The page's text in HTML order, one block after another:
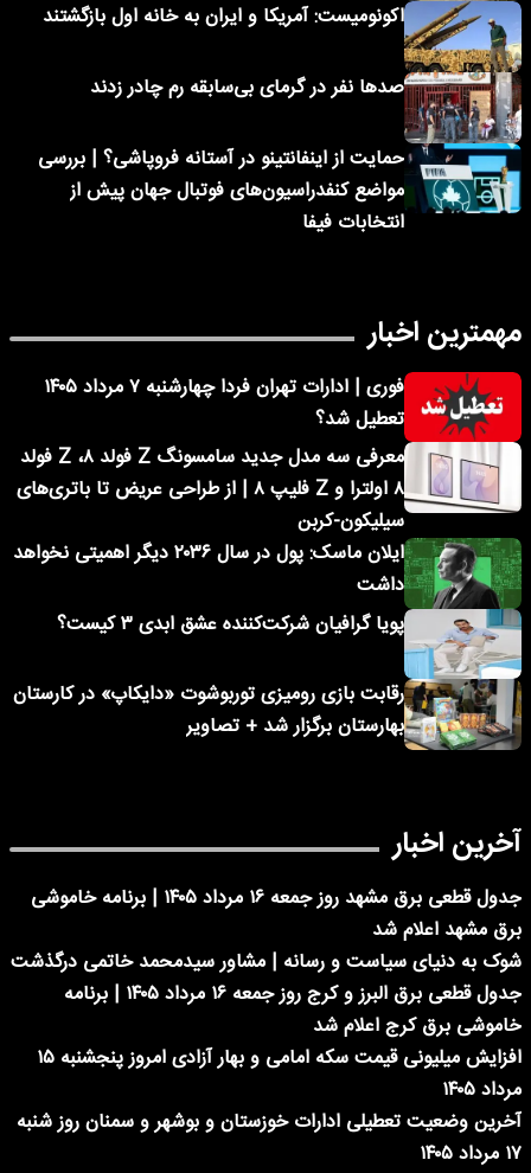
اکونومیست: آمریکا و ایران به خانه اول بازگشتند
صدها نفر در گرمای بی‌سابقه رم چادر زدند
حمایت از اینفانتینو در آستانه فروپاشی؟ | بررسی
مواضع کنفدراسیون‌های فوتبال جهان پیش از
انتخابات فیفا
مهمترین اخبار
فوری | ادارات تهران فردا چهارشنبه ۷ مرداد ۱۴۰۵
تعطیل شد؟
معرفی سه مدل جدید سامسونگ Z فولد ۸، Z فولد
۸ اولترا و Z فلیپ ۸ | از طراحی عریض تا باتری‌های
سیلیکون-کربن
ایلان ماسک: پول در سال ۲۰۳۶ دیگر اهمیتی نخواهد
داشت
پویا گرافیان شرکت‌کننده عشق ابدی ۳ کیست؟
رقابت بازی رومیزی توربوشوت «دایکاپ» در کارستان
بهارستان برگزار شد + تصاویر
آخرین اخبار
جدول قطعی برق مشهد روز جمعه ۱۶ مرداد ۱۴۰۵ | برنامه خاموشی
برق مشهد اعلام شد
شوک به دنیای سیاست و رسانه | مشاور سیدمحمد خاتمی درگذشت
جدول قطعی برق البرز و کرج روز جمعه ۱۶ مرداد ۱۴۰۵ | برنامه
خاموشی برق کرج اعلام شد
افزایش میلیونی قیمت سکه امامی و بهار آزادی امروز پنجشنبه ۱۵
مرداد ۱۴۰۵
آخرین وضعیت تعطیلی ادارات خوزستان و بوشهر و سمنان روز شنبه
۱۷ مرداد ۱۴۰۵